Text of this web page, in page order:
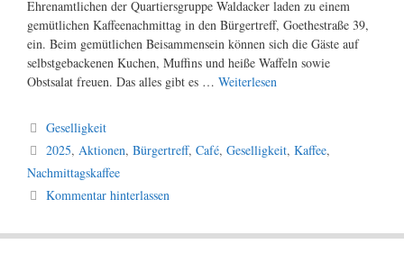
Ehrenamtlichen der Quartiersgruppe Waldacker laden zu einem
gemütlichen Kaffeenachmittag in den Bürgertreff, Goethestraße 39,
ein. Beim gemütlichen Beisammensein können sich die Gäste auf
selbstgebackenen Kuchen, Muffins und heiße Waffeln sowie
Obstsalat freuen. Das alles gibt es … Weiterlesen
Kategorien
Geselligkeit
Schlagwörter
2025,Aktionen,Bürgertreff,Café,Geselligkeit,Kaffee,
Nachmittagskaffee
Kommentar hinterlassen